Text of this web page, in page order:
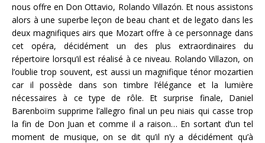
nous offre en Don Ottavio, Rolando Villazón. Et nous assistons
alors à une superbe leçon de beau chant et de legato dans les
deux magnifiques airs que Mozart offre à ce personnage dans
cet opéra, décidément un des plus extraordinaires du
répertoire lorsqu’il est réalisé à ce niveau. Rolando Villazon, on
l’oublie trop souvent, est aussi un magnifique ténor mozartien
car il possède dans son timbre l’élégance et la lumière
nécessaires à ce type de rôle. Et surprise finale, Daniel
Barenboïm supprime l’allegro final un peu niais qui casse trop
la fin de Don Juan et comme il a raison… En sortant d’un tel
moment de musique, on se dit qu’il n’y a décidément qu’à